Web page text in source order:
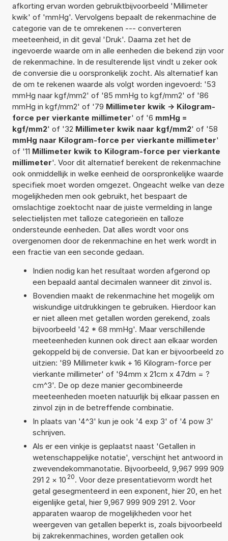
afkorting ervan worden gebruiktbijvoorbeeld 'Millimeter
kwik' of 'mmHg'. Vervolgens bepaalt de rekenmachine de
categorie van de te omrekenen --- converteren
meeteenheid, in dit geval 'Druk'. Daarna zet het de
ingevoerde waarde om in alle eenheden die bekend zijn voor
de rekenmachine. In de resulterende lijst vindt u zeker ook
de conversie die u oorspronkelijk zocht. Als alternatief kan
de om te rekenen waarde als volgt worden ingevoerd: '53
mmHg naar kgf/mm2' of '85 mmHg to kgf/mm2' of '86
mmHg in kgf/mm2' of '79 Millimeter kwik -> Kilogram-
force per vierkante millimeter' of '6 mmHg =
kgf/mm2' of '32 Millimeter kwik naar kgf/mm2' of '58
mmHg naar Kilogram-force per vierkante millimeter'
of '11 Millimeter kwik to Kilogram-force per vierkante
millimeter'. Voor dit alternatief berekent de rekenmachine
ook onmiddellijk in welke eenheid de oorspronkelijke waarde
specifiek moet worden omgezet. Ongeacht welke van deze
mogelijkheden men ook gebruikt, het bespaart de
omslachtige zoektocht naar de juiste vermelding in lange
selectielijsten met talloze categorieën en talloze
ondersteunde eenheden. Dat alles wordt voor ons
overgenomen door de rekenmachine en het werk wordt in
een fractie van een seconde gedaan.
Indien nodig kan het resultaat worden afgerond op
een bepaald aantal decimalen wanneer dit zinvol is.
Bovendien maakt de rekenmachine het mogelijk om
wiskundige uitdrukkingen te gebruiken. Hierdoor kan
er niet alleen met getallen worden gerekend, zoals
bijvoorbeeld '42 * 68 mmHg'. Maar verschillende
meeteenheden kunnen ook direct aan elkaar worden
gekoppeld bij de conversie. Dat kan er bijvoorbeeld zo
uitzien: '89 Millimeter kwik + 16 Kilogram-force per
vierkante millimeter' of '94mm x 21cm x 47dm = ?
cm^3'. De op deze manier gecombineerde
meeteenheden moeten natuurlijk bij elkaar passen en
zinvol zijn in de betreffende combinatie.
In plaats van '4^3' kun je ook '4 exp 3' of '4 pow 3'
schrijven.
Als er een vinkje is geplaatst naast 'Getallen in
wetenschappelijke notatie', verschijnt het antwoord in
zwevendekommanotatie. Bijvoorbeeld, 9,967 999 909
291 2 × 10 20. Voor deze presentatievorm wordt het
getal gesegmenteerd in een exponent, hier 20, en het
eigenlijke getal, hier 9,967 999 909 291 2. Voor
apparaten waarop de mogelijkheden voor het
weergeven van getallen beperkt is, zoals bijvoorbeeld
bij zakrekenmachines, worden getallen ook